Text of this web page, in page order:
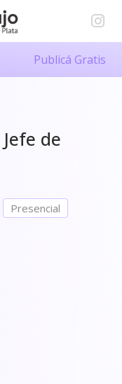
Publicá Gratis
de
Presencial